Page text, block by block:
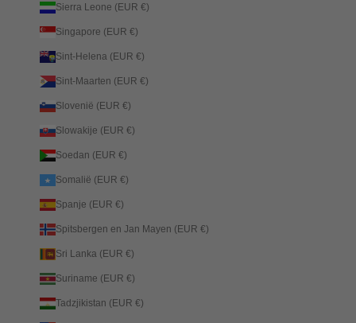
Sierra Leone (EUR €)
Singapore (EUR €)
Sint-Helena (EUR €)
Sint-Maarten (EUR €)
Slovenië (EUR €)
Slowakije (EUR €)
Soedan (EUR €)
Somalië (EUR €)
Spanje (EUR €)
Spitsbergen en Jan Mayen (EUR €)
Sri Lanka (EUR €)
Suriname (EUR €)
Tadzjikistan (EUR €)